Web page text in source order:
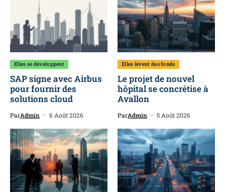
Elles se développent
SAP signe avec Airbus
pour fournir des
solutions cloud
ParAdmin 6 Août 2026
Elles lèvent des fonds
Le projet de nouvel
hôpital se concrétise à
Avallon
ParAdmin 5 Août 2026